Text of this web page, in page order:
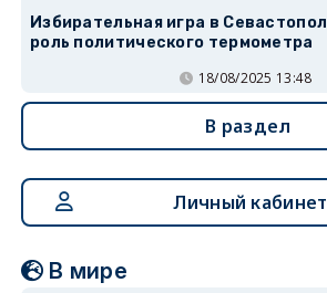
Избирательная игра в
роль политического термометра
18/08/2025 13:48
В раздел
Личный кабинет
В мире